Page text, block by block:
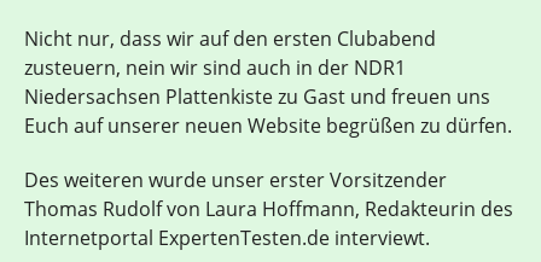
Nicht nur, dass wir auf den ersten Clubabend
zusteuern, nein wir sind auch in der NDR1
Niedersachsen Plattenkiste zu Gast und freuen uns
Euch auf unserer neuen Website begrüßen zu dürfen.
Des weiteren wurde unser erster Vorsitzender
Thomas Rudolf von Laura Hoffmann, Redakteurin des
Internetportal ExpertenTesten.de interviewt.